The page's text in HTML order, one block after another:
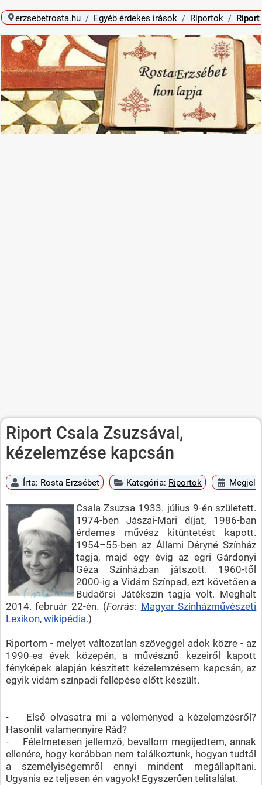
erzsebetrosta.hu Egyéb érdekes írások Riportok
Riport Csala Zsuzsával,
kézelemzése kapcsán
Írta: Rosta Erzsébet Kategória: Riportok
Csala Zsuzsa 1933. július 9-én született.
1974-ben Jászai-Mari díjat, 1986-ban
érdemes művész kitüntetést kapott.
1954–55-ben az Állami Déryné Színház
tagja, majd egy évig az egri Gárdonyi
Géza Színházban játszott. 1960-től
2000-ig a Vidám Színpad, ezt követően a
Budaörsi Játékszín tagja volt. Meghalt
2014. február 22-én. (Forrás: Magyar Színházművészeti
Lexikon, wikipédia.)
Riportom - melyet változatlan szöveggel adok közre - az
1990-es évek közepén, a művésznő kezeiről kapott
fényképek alapján készített kézelemzésem kapcsán, az
egyik vidám színpadi fellépése előtt készült.
- Első olvasatra mi a véleményed a kézelemzésről?
Hasonlít valamennyire Rád?
- Félelmetesen jellemző, bevallom megijedtem, annak
ellenére, hogy korábban nem találkoztunk, hogyan tudtál
a személyiségemről ennyi mindent megállapítani.
Ugyanis ez teljesen én vagyok! Egyszerűen telitalálat.